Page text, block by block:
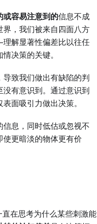
或容易注意到的信息不成
，我们被来自四面八方
解显著性偏差比以往任
决策的关键。
致我们做出有缺陷的判
有意识到。通过意识到
面吸引力做出决策。
信息，同时低估或忽视不
更暗淡的物体更有价
在思考为什么某些刺激能